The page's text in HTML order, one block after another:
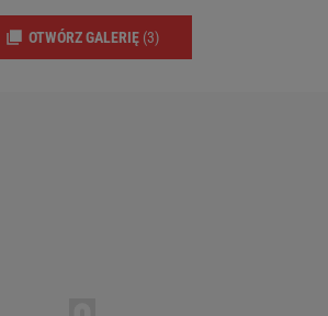
OTWÓRZ GALERIĘ (3)